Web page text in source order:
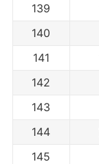
139
140
141
142
143
144
145